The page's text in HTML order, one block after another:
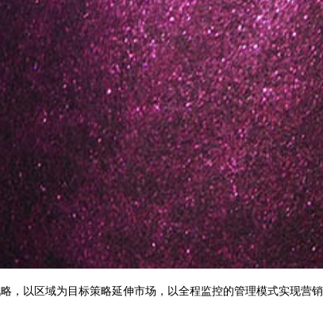
，以区域为目标策略延伸市场，以全程监控的管理模式实现营